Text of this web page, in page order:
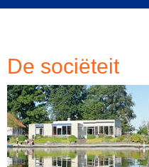
De sociëteit